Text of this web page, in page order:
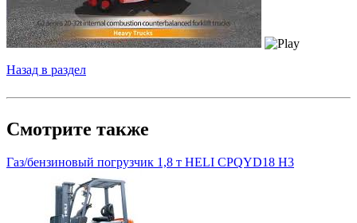
Назад в раздел
Смотрите также
Газ/бензиновый погрузчик 1,8 т HELI CPQYD18 H3